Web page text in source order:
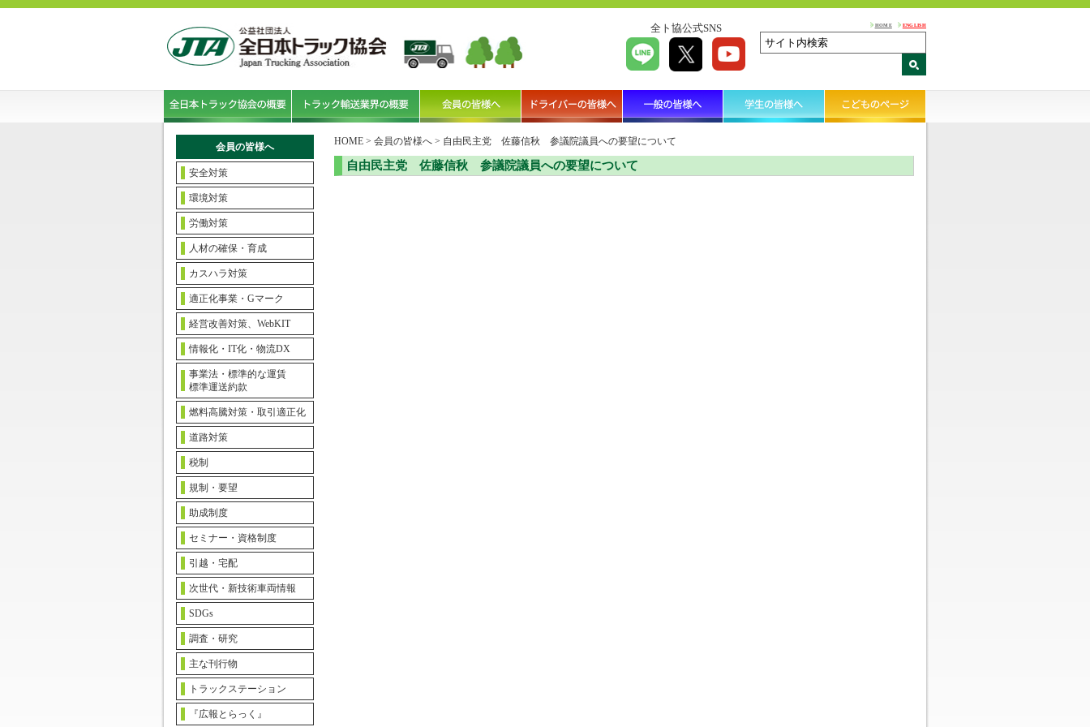
全ト協公式SNS HOME ENGLISH
会員の皆様へ
安全対策
環境対策
労働対策
人材の確保・育成
カスハラ対策
適正化事業・Gマーク
経営改善対策、WebKIT
情報化・IT化・物流DX
事業法・標準的な運賃
標準運送約款
燃料高騰対策・取引適正化
道路対策
税制
規制・要望
助成制度
セミナー・資格制度
引越・宅配
次世代・新技術車両情報
SDGs
調査・研究
主な刊行物
トラックステーション
『広報とらっく』
HOME > 会員の皆様へ > 自由民主党 佐藤信秋 参議院議員への要望について
自由民主党 佐藤信秋 参議院議員への要望について